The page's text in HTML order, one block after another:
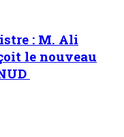
: M. Ali
le nouveau